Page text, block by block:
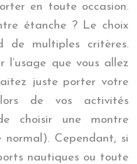
en toute occasion.
étanche ? Le choix
de multiples critères.
l’usage que vous allez
juste porter votre
de vos activités
choisir une montre
Cependant, si
nautiques ou toute